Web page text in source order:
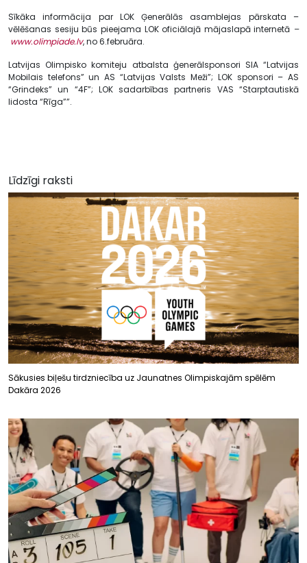
Sīkāka informācija par LOK Ģenerālās asamblejas pārskata –
vēlēšanas sesiju būs pieejama LOK oficiālajā mājaslapā internetā –
www.olimpiade.lv, no 6.februāra.
Latvijas Olimpisko komiteju atbalsta ģenerālsponsori SIA “Latvijas
Mobilais telefons” un AS “Latvijas Valsts Meži”; LOK sponsori – AS
“Grindeks” un “4F”; LOK sadarbības partneris VAS “Starptautiskā
lidosta “Rīga””.
Līdzīgi raksti
Sākusies biļešu tirdzniecība uz Jaunatnes Olimpiskajām spēlēm
Dakāra 2026